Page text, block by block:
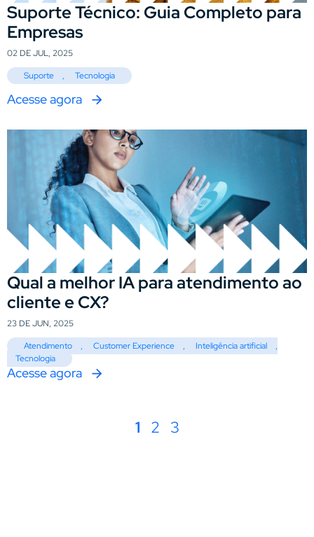
Suporte Técnico: Guia Completo para
Empresas
02 DE JUL, 2025
Suporte
, Tecnologia
Acesse agora
Qual a melhor IA para atendimento ao
cliente e CX?
23 DE JUN, 2025
Atendimento
, Customer Experience , Inteligência artificial
,
Tecnologia
Acesse agora
1 2 3